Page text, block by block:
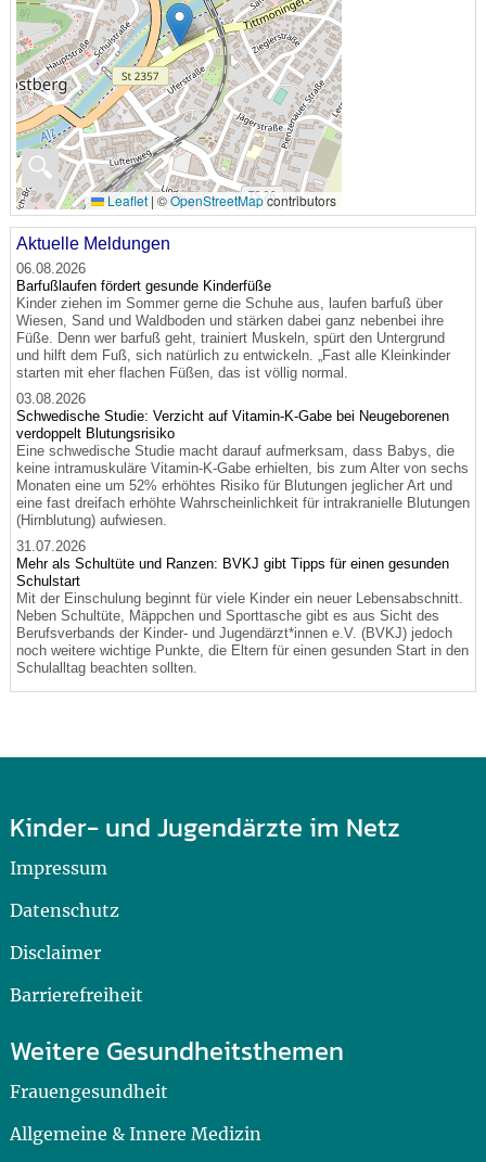
🔍
Leaflet | ©OpenStreetMapcontributors
Aktuelle Meldungen
06.08.2026
Barfußlaufen fördert gesunde Kinderfüße
Kinder ziehen im Sommer gerne die Schuhe aus, laufen barfuß über
Wiesen, Sand und Waldboden und stärken dabei ganz nebenbei ihre
Füße. Denn wer barfuß geht, trainiert Muskeln, spürt den Untergrund
und hilft dem Fuß, sich natürlich zu entwickeln. „Fast alle Kleinkinder
starten mit eher flachen Füßen, das ist völlig normal.
03.08.2026
Schwedische Studie: Verzicht auf Vitamin-K-Gabe bei Neugeborenen
verdoppelt Blutungsrisiko
Eine schwedische Studie macht darauf aufmerksam, dass Babys, die
keine intramuskuläre Vitamin-K-Gabe erhielten, bis zum Alter von sechs
Monaten eine um 52% erhöhtes Risiko für Blutungen jeglicher Art und
eine fast dreifach erhöhte Wahrscheinlichkeit für intrakranielle Blutungen
(Hirnblutung) aufwiesen.
31.07.2026
Mehr als Schultüte und Ranzen: BVKJ gibt Tipps für einen gesunden
Schulstart
Mit der Einschulung beginnt für viele Kinder ein neuer Lebensabschnitt.
Neben Schultüte, Mäppchen und Sporttasche gibt es aus Sicht des
Berufsverbands der Kinder- und Jugendärzt*innen e.V. (BVKJ) jedoch
noch weitere wichtige Punkte, die Eltern für einen gesunden Start in den
Schulalltag beachten sollten.
Kinder- und Jugendärzte im Netz
Impressum
Datenschutz
Disclaimer
Barrierefreiheit
Weitere Gesundheitsthemen
Frauengesundheit
Allgemeine & Innere Medizin